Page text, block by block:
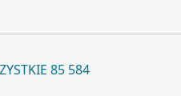
85 584